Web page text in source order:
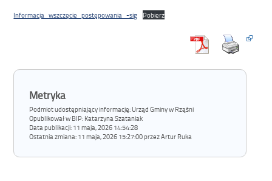
Informacja_wszczęcie_postępowania_-sig Pobierz
Metryka
Podmiot udostępniający informację: Urząd Gminy w Rząśni
Opublikował w BIP: Katarzyna Szataniak
Data publikacji: 11 maja, 2026 14:54:28
Ostatnia zmiana: 11 maja, 2026 15:27:00 przez Artur Ruka